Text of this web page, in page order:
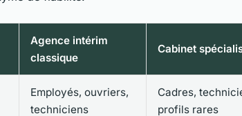
Agence intérim
classique
Cabinet
Employés, ouvriers,
techniciens
Cadres,
profils rares